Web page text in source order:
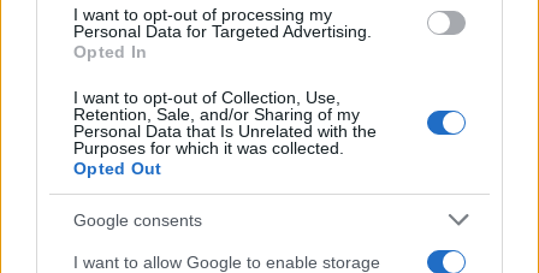
I want to opt-out of processing my
Personal Data for Targeted Advertising.
Opted In
I want to opt-out of Collection, Use,
Retention, Sale, and/or Sharing of my
Personal Data that Is Unrelated with the
Purposes for which it was collected.
Opted Out
Google consents
I want to allow Google to enable storage
Στην Κατηγορία:ΠΑΙΔΕΙΑ